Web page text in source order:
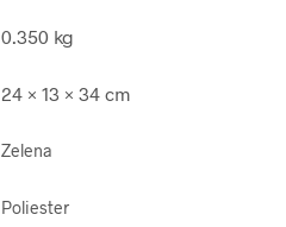
0.350 kg
24 × 13 × 34 cm
Zelena
Poliester